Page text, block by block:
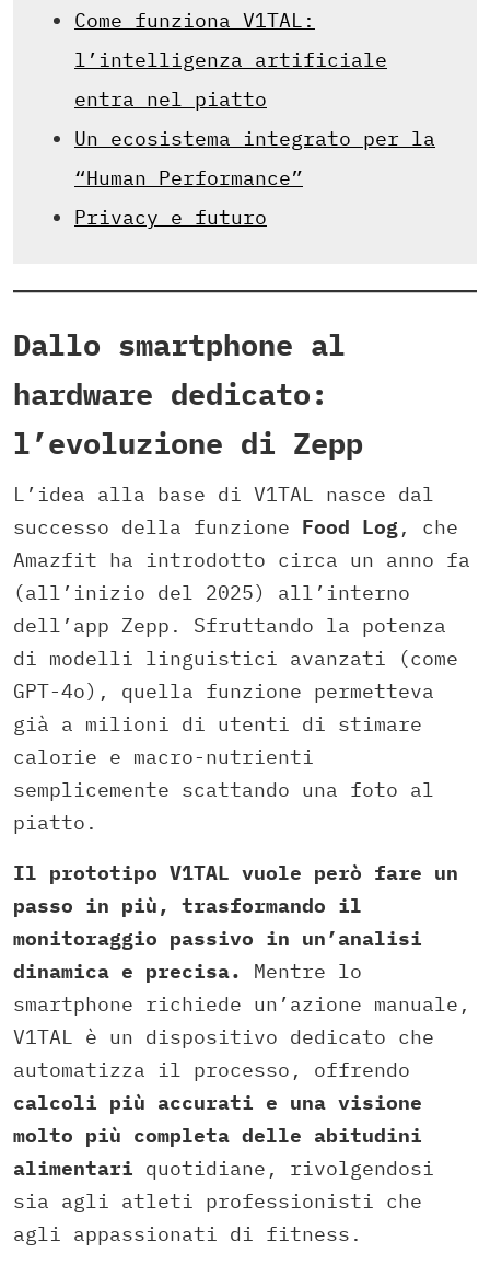
Come funziona V1TAL:
l’intelligenza artificiale
entra nel piatto
Un ecosistema integrato per la
“Human Performance”
Privacy e futuro
Dallo smartphone al
hardware dedicato:
l’evoluzione di Zepp
L’idea alla base di V1TAL nasce dal
successo della funzione Food Log, che
Amazfit ha introdotto circa un anno fa
(all’inizio del 2025) all’interno
dell’app Zepp. Sfruttando la potenza
di modelli linguistici avanzati (come
GPT-4o), quella funzione permetteva
già a milioni di utenti di stimare
calorie e macro-nutrienti
semplicemente scattando una foto al
piatto.
Il prototipo V1TAL vuole però fare un
passo in più, trasformando il
monitoraggio passivo in un’analisi
dinamica e precisa.
Mentre lo
smartphone richiede un’azione manuale,
V1TAL è un dispositivo dedicato che
automatizza il processo, offrendo
calcoli più accurati e una visione
molto più completa delle abitudini
alimentari quotidiane, rivolgendosi
sia agli atleti professionisti che
agli appassionati di fitness.